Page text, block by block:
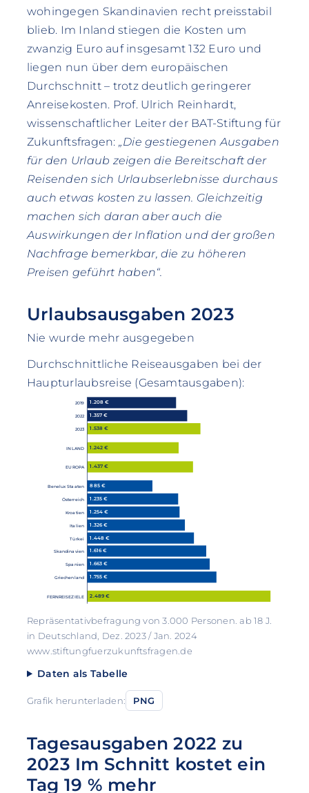
wohingegen Skandinavien recht preisstabil
blieb. Im Inland stiegen die Kosten um
zwanzig Euro auf insgesamt 132 Euro und
liegen nun über dem europäischen
Durchschnitt – trotz deutlich geringerer
Anreisekosten. Prof. Ulrich Reinhardt,
wissenschaftlicher Leiter der BAT-Stiftung für
Zukunftsfragen: „Die gestiegenen Ausgaben
für den Urlaub zeigen die Bereitschaft der
Reisenden sich Urlaubserlebnisse durchaus
auch etwas kosten zu lassen. Gleichzeitig
machen sich daran aber auch die
Auswirkungen der Inflation und der großen
Nachfrage bemerkbar, die zu höheren
Preisen geführt haben“.
Urlaubsausgaben 2023
Nie wurde mehr ausgegeben
Durchschnittliche Reiseausgaben bei der
Haupturlaubsreise (Gesamtausgaben):
2019 1.208 €
2022 1.357 €
2023 1.538 €
INLAND 1.242 €
EUROPA 1.437 €
Benelux Staaten 885 €
Österreich 1.235 €
Kroatien 1.254 €
Italien 1.326 €
Türkei 1.448 €
Skandinavien 1.616 €
Spanien 1.663 €
Griechenland 1.755 €
FERNREISEZIELE 2.489 €
Repräsentativbefragung von 3.000 Personen. ab 18 J.
in Deutschland, Dez. 2023 / Jan. 2024
www.stiftungfuerzukunftsfragen.de
Daten als Tabelle
Grafik herunterladen: PNG
Tagesausgaben 2022 zu
2023 Im Schnitt kostet ein
Tag 19 % mehr